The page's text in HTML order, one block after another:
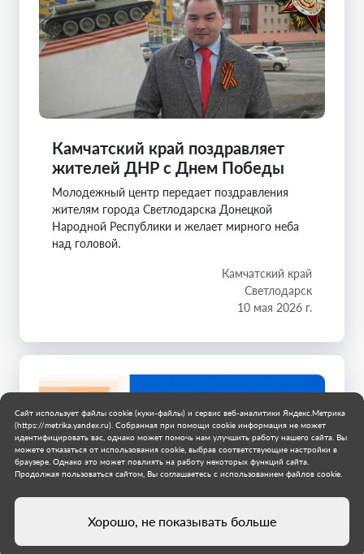
Камчатский край поздравляет
жителей ДНР с Днем Победы
Молодежный центр передает поздравления
жителям города Светлодарска Донецкой
Народной Республики и желает мирного неба
над головой.
Камчатский край
Светлодарск
10 мая 2026 г.
Сайт использует файлы cookie (куки-файлы) и сервис веб-аналитики Яндекс.Метрика
(https://metrika.yandex.ru). Собранная при помощи cookie информация не может
идентифицировать вас, однако может помочь нам улучшить работу нашего сайта. Вы
можете отказаться от использования cookie, выбрав соответствующие настройки в
браузере. Однако это может повлиять на работу некоторых функций сайта.
Продолжая пользоваться сайтом, Вы соглашаетесь с использованием файлов cookie.
Хорошо, не показывать больше